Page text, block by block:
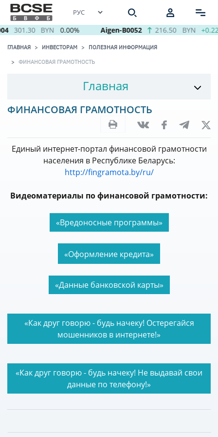
301.30 BYN 0.00% Aigen-B0052 216.50 BYN
ГЛАВНАЯ ИНВЕСТОРАМ ПОЛЕЗНАЯ ИНФОРМАЦИЯ
ФИНАНСОВАЯ ГРАМОТНОСТЬ
Главная
ФИНАНСОВАЯ ГРАМОТНОСТЬ
Единый интернет-портал финансовой грамотности
населения в Республике Беларусь:
http://fingramota.by/ru/
Видеоматериалы по финансовой грамотности:
«Вредоносные программы»
«Оформление кредита»
«Данные банковской карты»
«Как друг говорю - будь начеку! Остерегайся
мошенников в интернете!»
«Как друг говорю - будь начеку! Не выдавай свои
данные по телефону!»